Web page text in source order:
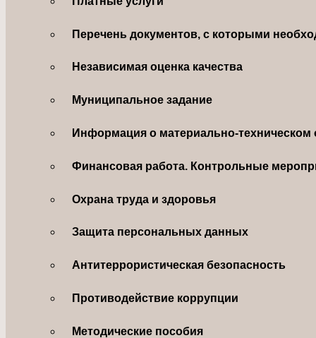
Перечень документов, с которыми
Независимая оценка качества
Муниципальное задание
Информация о материально-техническом
Финансовая работа. Контрольные
Охрана труда и здоровья
Защита персональных данных
Антитеррористическая безопасность
Противодействие коррупции
Методические пособия